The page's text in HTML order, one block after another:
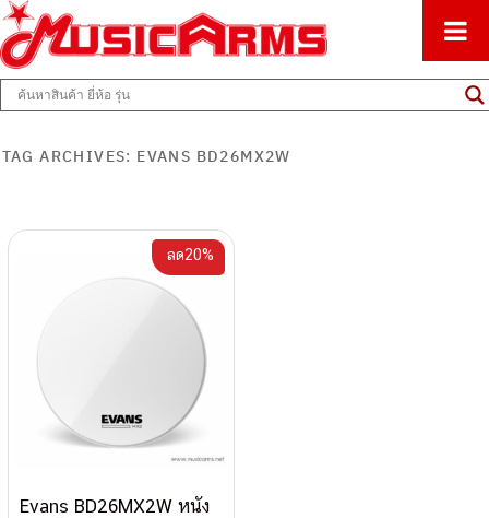
Music Arms
ศูนย์รวมครื่องดนตรีทุกชนิด ตั้งแต่เริ่มต้นถึงมืออาชีพ
TAG ARCHIVES: EVANS BD26MX2W
Evans BD26MX2W หนัง
ลด20%